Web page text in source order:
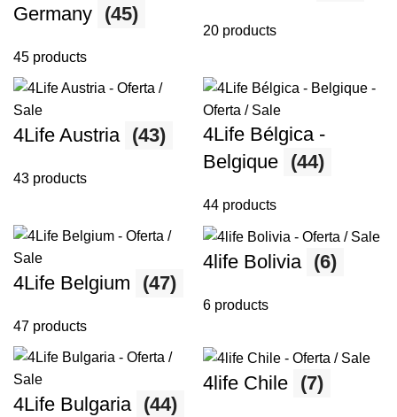
Germany (45)
45 products
20 products
4Life Austria (43)
43 products
4Life Bélgica -
Belgique (44)
44 products
4Life Belgium (47)
47 products
4life Bolivia (6)
6 products
4Life Bulgaria (44)
4life Chile (7)